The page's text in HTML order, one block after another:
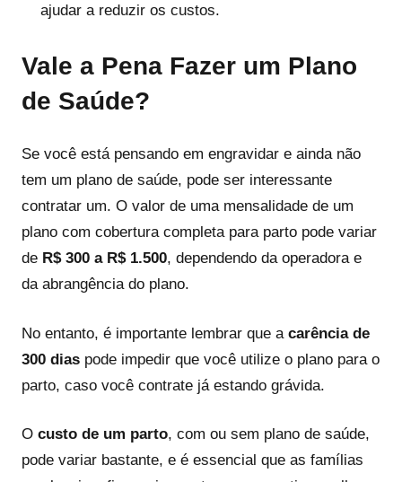
ajudar a reduzir os custos.
Vale a Pena Fazer um Plano
de Saúde?
Se você está pensando em engravidar e ainda não
tem um plano de saúde, pode ser interessante
contratar um. O valor de uma mensalidade de um
plano com cobertura completa para parto pode variar
de R$ 300 a R$ 1.500, dependendo da operadora e
da abrangência do plano.
No entanto, é importante lembrar que a carência de
300 dias pode impedir que você utilize o plano para o
parto, caso você contrate já estando grávida.
O custo de um parto, com ou sem plano de saúde,
pode variar bastante, e é essencial que as famílias